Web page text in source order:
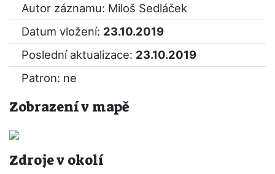
Autor záznamu: Miloš Sedláček
Datum vložení: 23.10.2019
Poslední aktualizace: 23.10.2019
Patron: ne
Zobrazení v mapě
Zdroje v okolí